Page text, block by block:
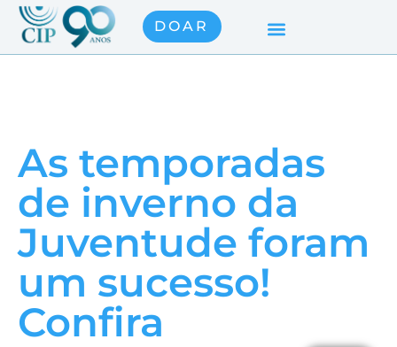
DOAR
As temporadas
de inverno da
Juventude foram
um sucesso!
Confira